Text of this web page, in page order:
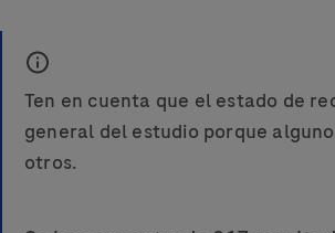
Ten en cuenta que el estado de
general del estudio porque
otros.